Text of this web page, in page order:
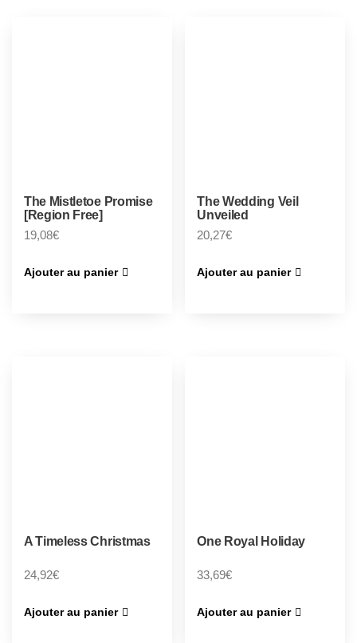
The Mistletoe Promise
[Region Free]
19,08€
Ajouter au panier
The Wedding Veil
Unveiled
20,27€
Ajouter au panier
A Timeless Christmas
24,92€
Ajouter au panier
One Royal Holiday
33,69€
Ajouter au panier